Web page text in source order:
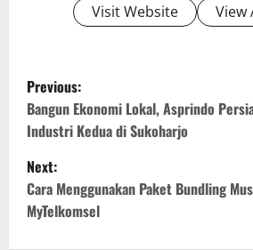
Visit Website View
P
o
s
t
n
Previous:
Bangun Ekonomi Lokal, Asprindo
Industri Kedua di Sukoharjo
Next:
Cara Menggunakan Paket Bundling
MyTelkomsel